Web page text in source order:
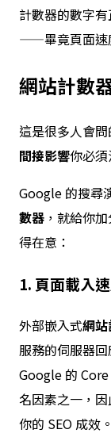
計數器的數字
——畢竟頁面速
網站計數
這是很多人會
間接影響你必須
Google 的搜尋
數器 ，就給你
得在意：
1. 頁面載入
外部嵌入式網
服務的伺服器
Google 的
名因素之一，
你的 SEO 成效。